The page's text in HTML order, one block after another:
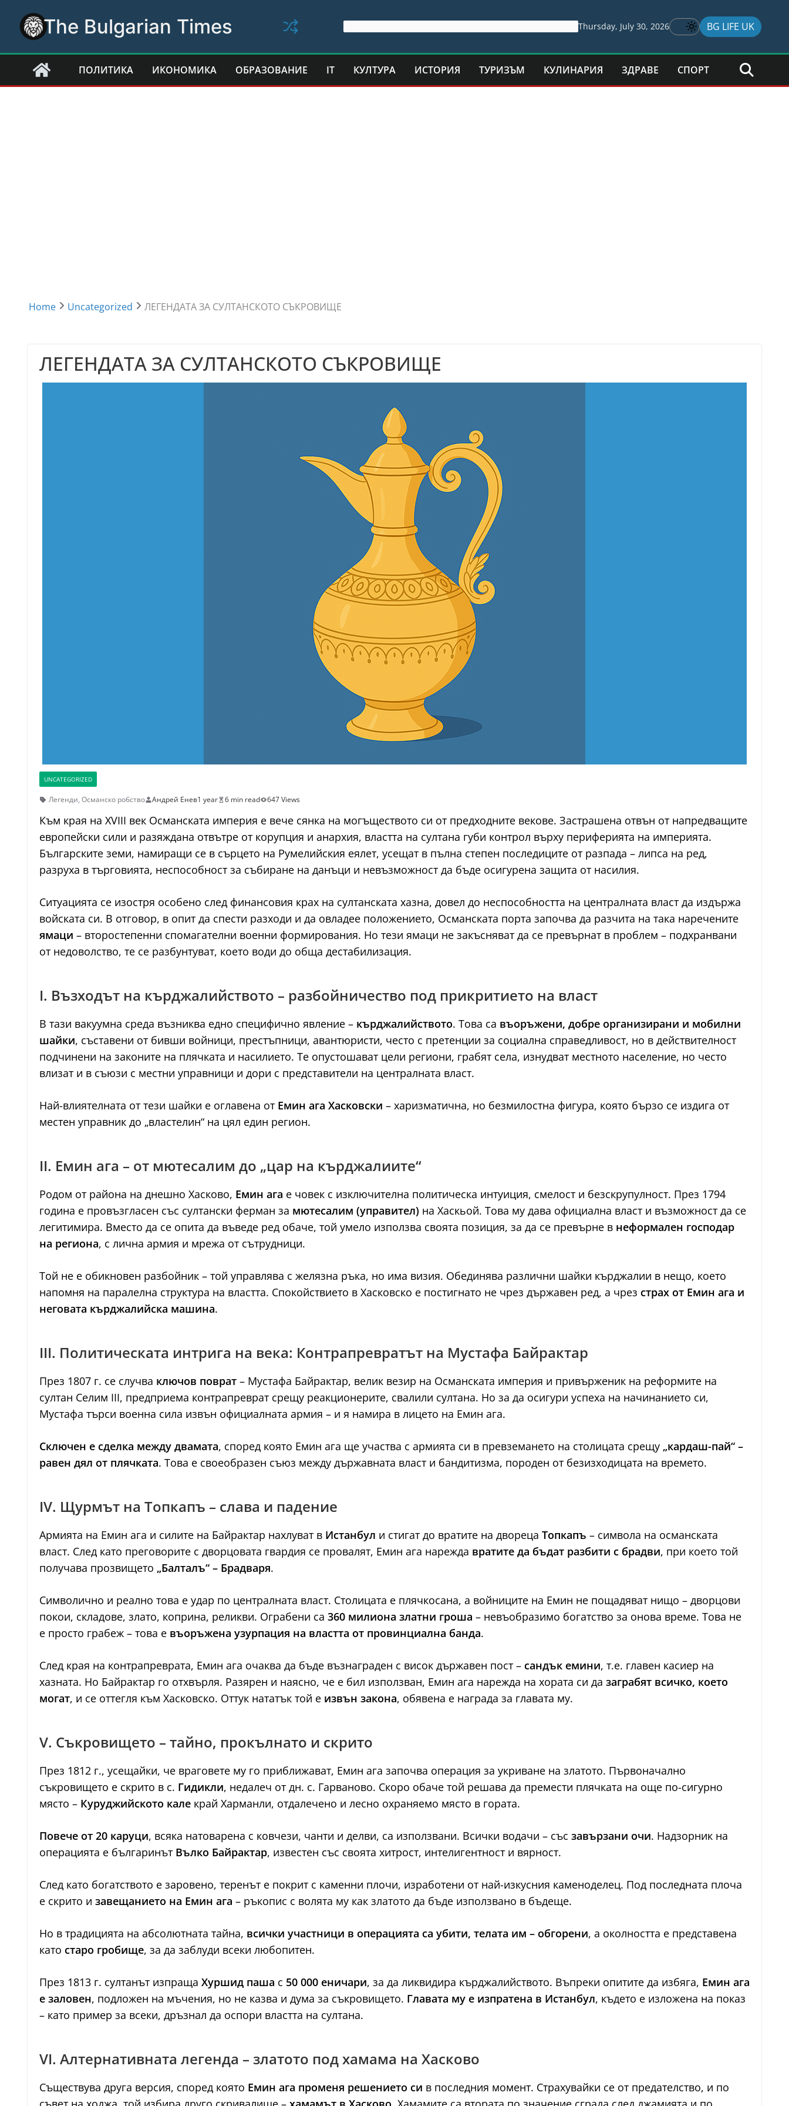
content
The Bulgarian Times Thursday, July 30, 2026 BG LIFE UK
ПОЛИТИКА ИКОНОМИКА ОБРАЗОВАНИЕ IT КУЛТУРА ИСТОРИЯ ТУРИЗЪМ КУЛИНАРИЯ ЗДРАВЕ СПОРТ
Home Uncategorized ЛЕГЕНДАТА ЗА СУЛТАНСКОТО СЪКРОВИЩЕ
ЛЕГЕНДАТА ЗА СУЛТАНСКОТО СЪКРОВИЩЕ
UNCATEGORIZED
Легенди, Османско робство Андрей Енев1 year 6 min read 647 Views
Към края на XVIII век Османската империя е вече сянка на могъществото си от предходните векове. Застрашена отвън от напредващите
европейски сили и разяждана отвътре от корупция и анархия, властта на султана губи контрол върху периферията на империята.
Българските земи, намиращи се в сърцето на Румелийския еялет, усещат в пълна степен последиците от разпада – липса на ред,
разруха в търговията, неспособност за събиране на данъци и невъзможност да бъде осигурена защита от насилия.
Ситуацията се изостря особено след финансовия крах на султанската хазна, довел до неспособността на централната власт да издържа
войската си. В отговор, в опит да спести разходи и да овладее положението, Османската порта започва да разчита на така наречените
ямаци – второстепенни спомагателни военни формирования. Но тези ямаци не закъсняват да се превърнат в проблем – подхранвани
от недоволство, те се разбунтуват, което води до обща дестабилизация.
I. Възходът на кърджалийството – разбойничество под прикритието на власт
В тази вакуумна среда възниква едно специфично явление – кърджалийството. Това са въоръжени, добре организирани и мобилни
шайки, съставени от бивши войници, престъпници, авантюристи, често с претенции за социална справедливост, но в действителност
подчинени на законите на плячката и насилието. Те опустошават цели региони, грабят села, изнудват местното население, но често
влизат и в съюзи с местни управници и дори с представители на централната власт.
Най-влиятелната от тези шайки е оглавена от Емин ага Хасковски – харизматична, но безмилостна фигура, която бързо се издига от
местен управник до „властелин“ на цял един регион.
II. Емин ага – от мютесалим до „цар на кърджалиите“
Родом от района на днешно Хасково, Емин ага е човек с изключителна политическа интуиция, смелост и безскрупулност. През 1794
година е провъзгласен със султански ферман за мютесалим (управител) на Хаскьой. Това му дава официална власт и възможност да се
легитимира. Вместо да се опита да въведе ред обаче, той умело използва своята позиция, за да се превърне в неформален господар
на региона, с лична армия и мрежа от сътрудници.
Той не е обикновен разбойник – той управлява с желязна ръка, но има визия. Обединява различни шайки кърджалии в нещо, което
напомня на паралелна структура на властта. Спокойствието в Хасковско е постигнато не чрез държавен ред, а чрез страх от Емин ага и
неговата кърджалийска машина.
III. Политическата интрига на века: Контрапревратът на Мустафа Байрактар
През 1807 г. се случва ключов поврат – Мустафа Байрактар, велик везир на Османската империя и привърженик на реформите на
султан Селим III, предприема контрапреврат срещу реакционерите, свалили султана. Но за да осигури успеха на начинанието си,
Мустафа търси военна сила извън официалната армия – и я намира в лицето на Емин ага.
Сключен е сделка между двамата, според която Емин ага ще участва с армията си в превземането на столицата срещу „кардаш-пай“ –
равен дял от плячката. Това е своеобразен съюз между държавната власт и бандитизма, породен от безизходицата на времето.
IV. Щурмът на Топкапъ – слава и падение
Армията на Емин ага и силите на Байрактар нахлуват в Истанбул и стигат до вратите на двореца Топкапъ – символа на османската
власт. След като преговорите с дворцовата гвардия се провалят, Емин ага нарежда вратите да бъдат разбити с брадви, при което той
получава прозвището „Балталъ“ – Брадваря.
Символично и реално това е удар по централната власт. Столицата е плячкосана, а войниците на Емин не пощадяват нищо – дворцови
покои, складове, злато, коприна, реликви. Ограбени са 360 милиона златни гроша – невъобразимо богатство за онова време. Това не
е просто грабеж – това е въоръжена узурпация на властта от провинциална банда.
След края на контрапреврата, Емин ага очаква да бъде възнаграден с висок държавен пост – сандък емини, т.е. главен касиер на
хазната. Но Байрактар го отхвърля. Разярен и наясно, че е бил използван, Емин ага нарежда на хората си да заграбят всичко, което
могат, и се оттегля към Хасковско. Оттук нататък той е извън закона, обявена е награда за главата му.
V. Съкровището – тайно, прокълнато и скрито
През 1812 г., усещайки, че враговете му го приближават, Емин ага започва операция за укриване на златото. Първоначално
съкровището е скрито в с. Гидикли, недалеч от дн. с. Гарваново. Скоро обаче той решава да премести плячката на още по-сигурно
място – Куруджийското кале край Харманли, отдалечено и лесно охраняемо място в гората.
Повече от 20 каруци, всяка натоварена с ковчези, чанти и делви, са използвани. Всички водачи – със завързани очи. Надзорник на
операцията е българинът Вълко Байрактар, известен със своята хитрост, интелигентност и вярност.
След като богатството е заровено, теренът е покрит с каменни плочи, изработени от най-изкусния каменоделец. Под последната плоча
е скрито и завещанието на Емин ага – ръкопис с волята му как златото да бъде използвано в бъдеще.
Но в традицията на абсолютната тайна, всички участници в операцията са убити, телата им – обгорени, а околността е представена
като старо гробище, за да заблуди всеки любопитен.
През 1813 г. султанът изпраща Хуршид паша с 50 000 еничари, за да ликвидира кърджалийството. Въпреки опитите да избяга, Емин ага
е заловен, подложен на мъчения, но не казва и дума за съкровището. Главата му е изпратена в Истанбул, където е изложена на показ
– като пример за всеки, дръзнал да оспори властта на султана.
VI. Алтернативната легенда – златото под хамама на Хасково
Съществува друга версия, според която Емин ага променя решението си в последния момент. Страхувайки се от предателство, и по